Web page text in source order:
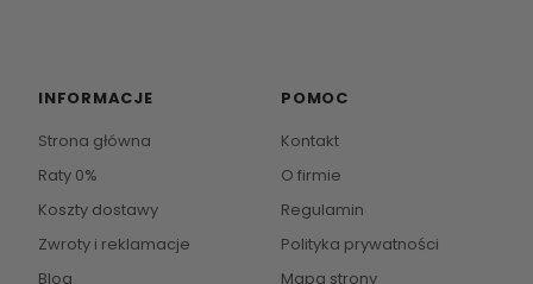
INFORMACJE
Strona główna
Raty 0%
Koszty dostawy
Zwroty i reklamacje
Blog
POMOC
Kontakt
O firmie
Regulamin
Polityka prywatności
Mapa strony